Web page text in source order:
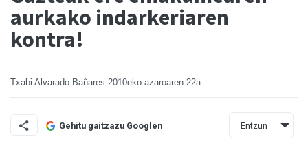
aurkako indarkeriaren
kontra!
Txabi Alvarado Bañares 2010eko azaroaren 22a
Gehitu gaitzazu Googlen Entzun